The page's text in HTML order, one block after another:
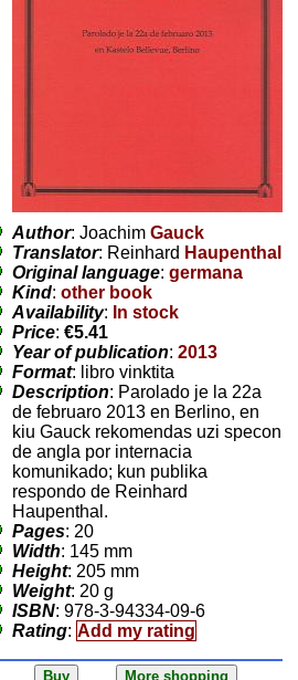
Author: Joachim Gauck
Translator: Reinhard Haupenthal
Original language: germana
Kind: other book
Availability: In stock
Price: €5.41
Year of publication: 2013
Format: libro vinktita
Description: Parolado je la 22a
de februaro 2013 en Berlino, en
kiu Gauck rekomendas uzi specon
de angla por internacia
komunikado; kun publika
respondo de Reinhard
Haupenthal.
Pages: 20
Width: 145 mm
Height: 205 mm
Weight: 20 g
ISBN: 978-3-94334-09-6
Rating: Add my rating